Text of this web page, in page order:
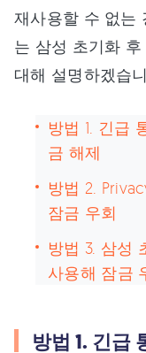
재사용할 수 없는
는 삼성 초기화
대해 설명하겠습
방법 1. 긴급
금 해제
방법 2.
잠금 우회
방법 3. 삼성
사용해 잠금
방법 1. 긴급